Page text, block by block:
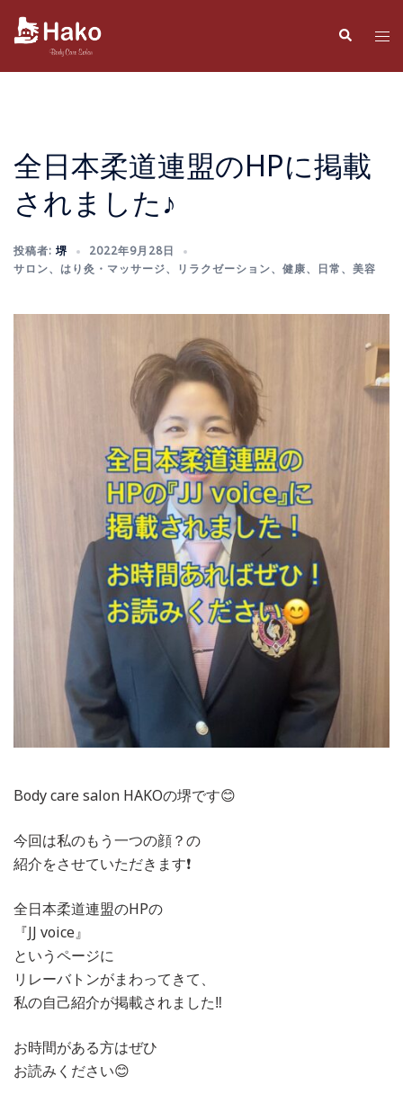
検
索
ト
全日本柔道連盟のHPに掲載
されました♪
投稿者: 堺
2022年9月28日
サロン、 はり灸・マッサージ、 リラクゼーション、 健康、 日常、 美容
Body care salon HAKOの堺です😊
今回は私のもう一つの顔？の
紹介をさせていただきます❗️
全日本柔道連盟のHPの
『JJ voice』
というページに
リレーバトンがまわってきて、
私の自己紹介が掲載されました‼️
お時間がある方はぜひ
お読みください😊